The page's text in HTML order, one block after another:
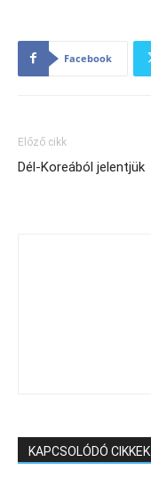
Facebook
Előző cikk
Dél-Koreából jelentjük
KAPCSOLÓDÓ CIKKEK